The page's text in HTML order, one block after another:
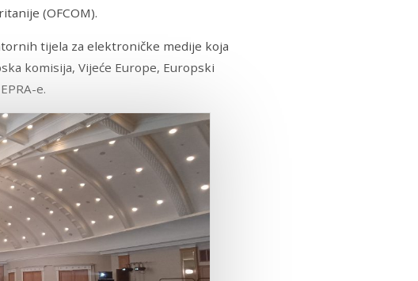
(OFCOM).
tijela za elektroničke medije koja
komisija, Vijeće Europe, Europski
e.